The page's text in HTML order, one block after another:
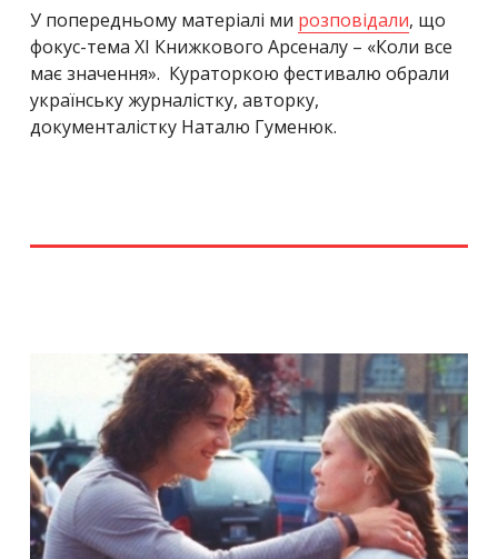
У попередньому матеріалі ми розповідали, що
фокус-тема ХІ Книжкового Арсеналу – «Коли все
має значення». Кураторкою фестивалю обрали
українську журналістку, авторку,
документалістку Наталю Гуменюк.